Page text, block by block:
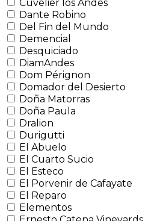
Cuvelier los Andes
Dante Robino
Del Fin del Mundo
Demencial
Desquiciado
DiamAndes
Dom Pérignon
Domador del Desierto
Doña Matorras
Doña Paula
Dralion
Durigutti
El Abuelo
El Cuarto Sucio
El Esteco
El Porvenir de Cafayate
El Reparo
Elementos